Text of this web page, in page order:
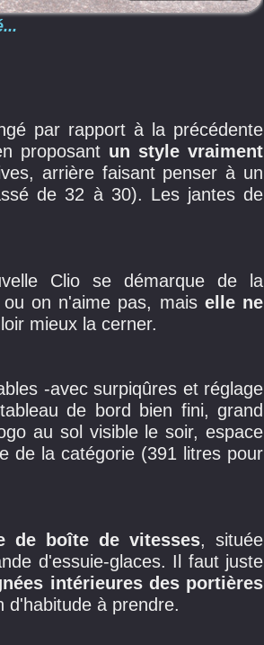
par rapport à la précédente
proposant un style vraiment
arrière faisant penser à un
de 32 à 30). Les jantes de
Clio se démarque de la
on n'aime pas, mais elle ne
mieux la cerner.
-avec surpiqûres et réglage
de bord bien fini, grand
au sol visible le soir, espace
de la catégorie (391 litres pour
de boîte de vitesses, située
d'essuie-glaces. Il faut juste
intérieures des portières
d'habitude à prendre.